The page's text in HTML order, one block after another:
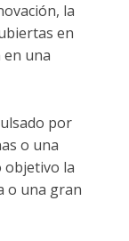
la
en
en una
por
o una
objetivo la
o una gran